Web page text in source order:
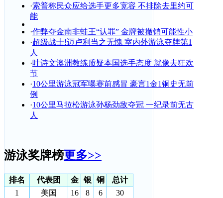
·索普称民众应给选手更多宽容 不排除去里约可
能
·作弊夺金南非蛙王“认罪” 金牌被撤销可能性小
·超级战士!迈卢利当之无愧 室内外游泳夺牌第1
人
·叶诗文澳洲教练质疑本国选手态度 就像去狂欢
节
·10公里游泳冠军曝赛前感冒 豪言1金1铜史无前
例
·10公里马拉松游泳孙杨劲敌夺冠 一纪录前无古
人
游泳奖牌榜更多>>
排名 代表团 金 银 铜
总计
1
美国 16 8 6
30